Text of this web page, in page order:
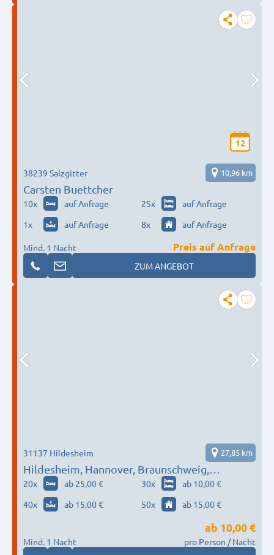
12
Carsten Buettcher
38239 Salzgitter 10,96 km
10x auf Anfrage 25x
auf Anfrage
1x auf Anfrage 8x auf Anfrage
Mind. 1 Nacht
Preis auf Anfrage
ZUM ANGEBOT
Hildesheim, Hannover, Braunschweig,
Wolfsburg…
31137 Hildesheim 27,85 km
20x ab 25,00 € 30x
ab 10,00 €
40x ab 15,00 € 50x ab 15,00 €
Mind. 1 Nacht
ab 10,00 €
pro Person / Nacht